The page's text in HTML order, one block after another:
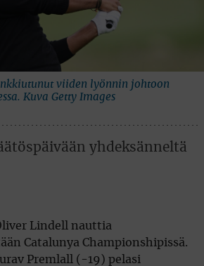
viiden lyönnin johtoon
Kuva Getty Images
yhdeksänneltä
Lindell nauttia
Catalunya Championshipissä.
Premlall (-19) pelasi